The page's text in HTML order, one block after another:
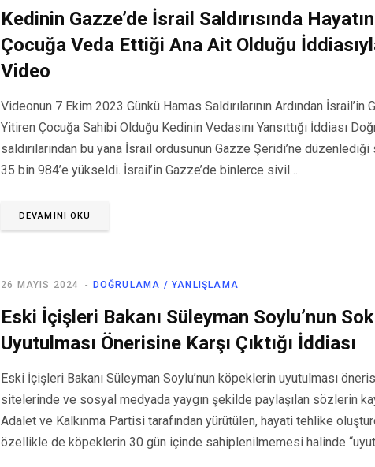
Kedinin Gazze’de İsrail Saldırısında
Çocuğa Veda Ettiği Ana Ait Olduğu
Video
Videonun 7 Ekim 2023 Günkü Hamas Saldırılarının Ardından İsrail’in
Yitiren Çocuğa Sahibi Olduğu Kedinin Vedasını Yansıttığı İddiası
saldırılarından bu yana İsrail ordusunun Gazze Şeridi’ne düzenlediği
35 bin 984’e yükseldi. İsrail’in Gazze’de binlerce sivil…
DEVAMINI OKU
DOĞRULAMA / YANLIŞLAMA
26 MAYIS 2024
Eski İçişleri Bakanı Süleyman Soylu’nun
Uyutulması Önerisine Karşı Çıktığı İddiası
Eski İçişleri Bakanı Süleyman Soylu’nun köpeklerin uyutulması
sitelerinde ve sosyal medyada yaygın şekilde paylaşılan sözlerin
Adalet ve Kalkınma Partisi tarafından yürütülen, hayati tehlike
özellikle de köpeklerin 30 gün içinde sahiplenilmemesi halinde